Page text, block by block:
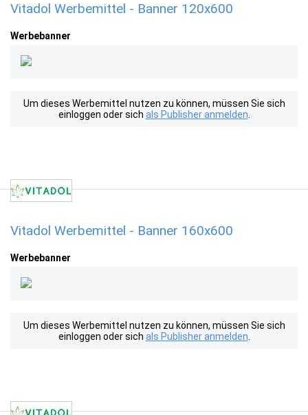
Vitadol Werbemittel - Banner 120x600
Werbebanner
Um dieses Werbemittel nutzen zu können, müssen Sie sich
einloggen oder sich als Publisher anmelden
Vitadol Werbemittel - Banner 160x600
Werbebanner
Um dieses Werbemittel nutzen zu können, müssen Sie sich
einloggen oder sich als Publisher anmelden